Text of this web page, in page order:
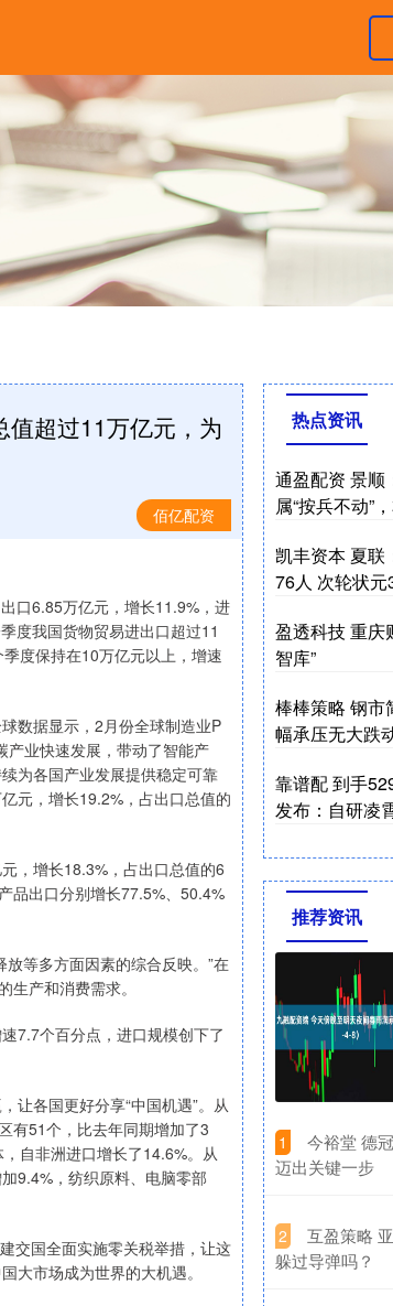
超过11万亿元，为
佰亿配资
口6.85万亿元，增长11.9%，进
度我国货物贸易进出口超过11
度保持在10万亿元以上，增速
数据显示，2月份全球制造业P
产业快速发展，带动了智能产
为各国产业发展提供稳定可靠
元，增长19.2%，占出口总值的
，增长18.3%，占出口总值的6
品出口分别增长77.5%、50.4%
等多方面因素的综合反映。”在
产和消费需求。
7.7个百分点，进口规模创下了
各国更好分享“中国机遇”。从
有51个，比去年同期增加了3
自非洲进口增长了14.6%。从
9.4%，纺织原料、电脑零部
交国全面实施零关税举措，让这
大市场成为世界的大机遇。
热点资讯
通盈配资 景顺
属“按兵不动”
凯丰资本 夏联
76人 次轮状
盈透科技 重庆
智库”
棒棒策略 钢市
幅承压无大跌
靠谱配 到手
发布：自研凌
推荐资讯
1
今裕堂 德
迈出关键一步
2
互盈策略
躲过导弹吗？